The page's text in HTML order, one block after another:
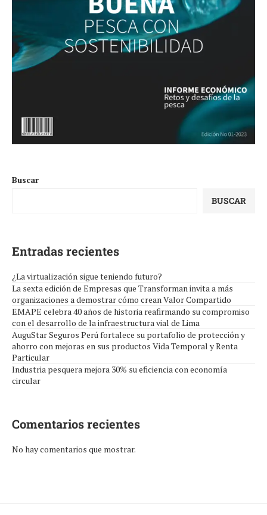
Buscar
BUSCAR
Entradas recientes
¿La virtualización sigue teniendo futuro?
La sexta edición de Empresas que Transforman invita a más
organizaciones a demostrar cómo crean Valor Compartido
EMAPE celebra 40 años de historia reafirmando su compromiso
con el desarrollo de la infraestructura vial de Lima
AuguStar Seguros Perú fortalece su portafolio de protección y
ahorro con mejoras en sus productos Vida Temporal y Renta
Particular
Industria pesquera mejora 30% su eficiencia con economía
circular
Comentarios recientes
No hay comentarios que mostrar.